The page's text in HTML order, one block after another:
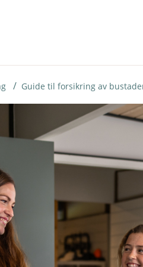
Guide til forsikring av